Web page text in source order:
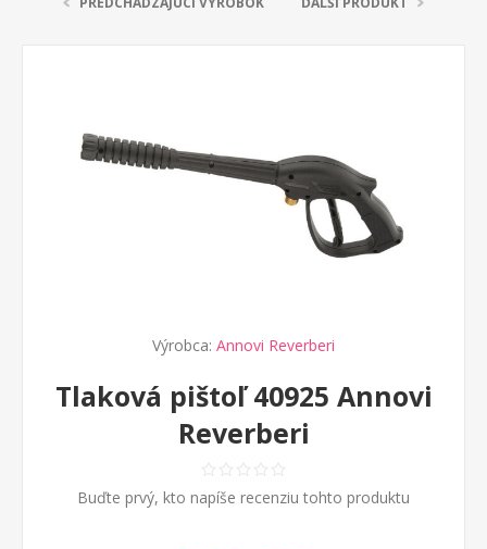
Výrobca: Annovi Reverberi
Tlaková pištoľ 40925 Annovi
Reverberi
Buďte prvý, kto napíše recenziu tohto produktu